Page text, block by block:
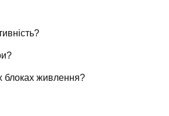
блоках живлення?